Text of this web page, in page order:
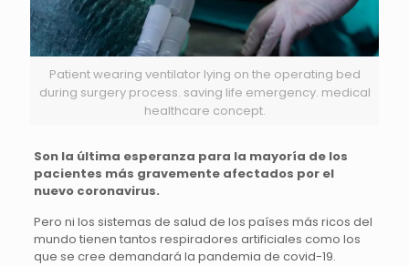
Patient wearing ventilator lying on the operating bed
during surgery process. saving life emergency. medical
healthcare concept.
Son la última esperanza para la mayoría de los
pacientes más gravemente afectados por el
nuevo coronavirus.
Pero ni los sistemas de salud de los países más ricos del
mundo tienen tantos respiradores artificiales como los
que se cree demandará la pandemia de covid-19.